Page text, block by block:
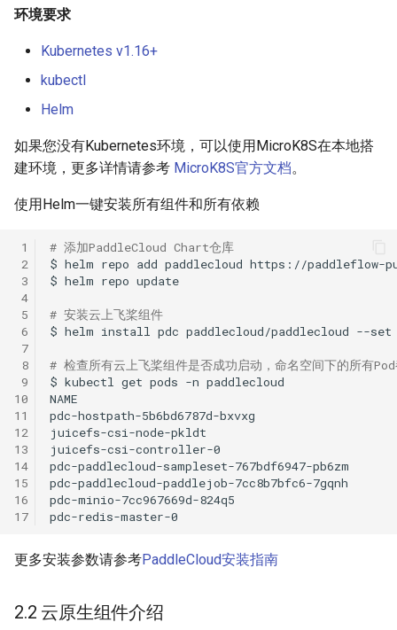
环境要求
Kubernetes v1.16+
kubectl
Helm
如果您没有Kubernetes环境，可以使用MicroK8S在本地搭
建环境，更多详情请参考 MicroK8S官方文档。
使用Helm一键安装所有组件和所有依赖
1
2
3
4
5
6
7
8
9
10
11
12
13
14
15
16
17
# 添加PaddleCloud Chart仓库
$ helm repo add paddlecloud
$ helm repo
# 安装云上飞桨组件
$ helm install pdc paddlecloud/paddlecloud --set
# 检查所有云上飞桨组件是否成功启动，命名空间下的所有
$ kubectl get pods -n
NAME
pdc-hostpath-5b6bd6787d-bxvxg
juicefs-csi-node-pkldt
juicefs-csi-controller-0
pdc-paddlecloud-sampleset-767bdf6947-pb6zm
pdc-paddlecloud-paddlejob-7cc8b7bfc6-7gqnh
pdc-minio-7cc967669d-824q5
pdc-redis-master-0
更多安装参数请参考PaddleCloud安装指南
2.2 云原生组件介绍